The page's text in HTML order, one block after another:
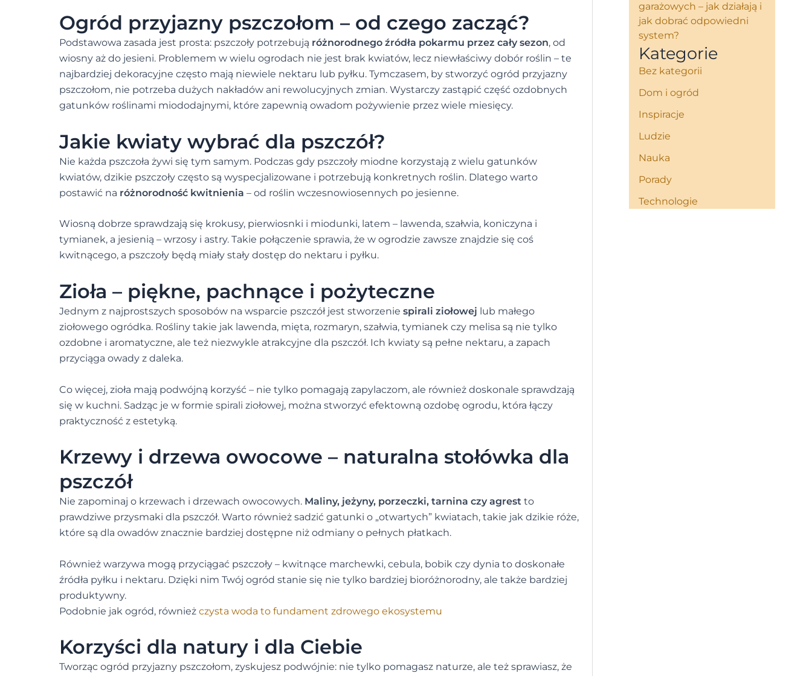
Ogród przyjazny pszczołom – od czego zacząć?
Podstawowa zasada jest prosta: pszczoły potrzebują różnorodnego źródła pokarmu przez cały sezon, od
wiosny aż do jesieni. Problemem w wielu ogrodach nie jest brak kwiatów, lecz niewłaściwy dobór roślin – te
najbardziej dekoracyjne często mają niewiele nektaru lub pyłku. Tymczasem, by stworzyć ogród przyjazny
pszczołom, nie potrzeba dużych nakładów ani rewolucyjnych zmian. Wystarczy zastąpić część ozdobnych
gatunków roślinami miododajnymi, które zapewnią owadom pożywienie przez wiele miesięcy.
Jakie kwiaty wybrać dla pszczół?
Nie każda pszczoła żywi się tym samym. Podczas gdy pszczoły miodne korzystają z wielu gatunków
kwiatów, dzikie pszczoły często są wyspecjalizowane i potrzebują konkretnych roślin. Dlatego warto
postawić na różnorodność kwitnienia – od roślin wczesnowiosennych po jesienne.
Wiosną dobrze sprawdzają się krokusy, pierwiosnki i miodunki, latem – lawenda, szałwia, koniczyna i
tymianek, a jesienią – wrzosy i astry. Takie połączenie sprawia, że w ogrodzie zawsze znajdzie się coś
kwitnącego, a pszczoły będą miały stały dostęp do nektaru i pyłku.
Zioła – piękne, pachnące i pożyteczne
Jednym z najprostszych sposobów na wsparcie pszczół jest stworzenie spirali ziołowej lub małego
ziołowego ogródka. Rośliny takie jak lawenda, mięta, rozmaryn, szałwia, tymianek czy melisa są nie tylko
ozdobne i aromatyczne, ale też niezwykle atrakcyjne dla pszczół. Ich kwiaty są pełne nektaru, a zapach
przyciąga owady z daleka.
Co więcej, zioła mają podwójną korzyść – nie tylko pomagają zapylaczom, ale również doskonale sprawdzają
się w kuchni. Sadząc je w formie spirali ziołowej, można stworzyć efektowną ozdobę ogrodu, która łączy
praktyczność z estetyką.
Krzewy i drzewa owocowe – naturalna stołówka dla
pszczół
Nie zapominaj o krzewach i drzewach owocowych. Maliny, jeżyny, porzeczki, tarnina czy agrest to
prawdziwe przysmaki dla pszczół. Warto również sadzić gatunki o „otwartych” kwiatach, takie jak dzikie róże,
które są dla owadów znacznie bardziej dostępne niż odmiany o pełnych płatkach.
Również warzywa mogą przyciągać pszczoły – kwitnące marchewki, cebula, bobik czy dynia to doskonałe
źródła pyłku i nektaru. Dzięki nim Twój ogród stanie się nie tylko bardziej bioróżnorodny, ale także bardziej
produktywny.
Podobnie jak ogród, również czysta woda to fundament zdrowego ekosystemu
Korzyści dla natury i dla Ciebie
Tworząc ogród przyjazny pszczołom, zyskujesz podwójnie: nie tylko pomagasz naturze, ale też sprawiasz, że
garażowych – jak działają i
jak dobrać odpowiedni
system?
Kategorie
Bez kategorii
Dom i ogród
Inspiracje
Ludzie
Nauka
Porady
Technologie